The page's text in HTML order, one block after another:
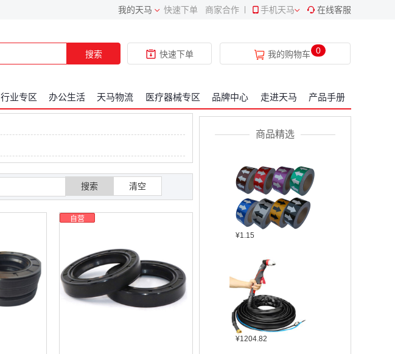
在线客服
手机天马
商家合作
快速下单
我的天马
搜索 快速下单 我的购物车 0
行业专区 办公生活 天马物流 医疗器械专区 品牌中心 走进天马 产品手册
搜索 清空
自营
商品精选
¥2304.22
¥1.15
¥1204.82